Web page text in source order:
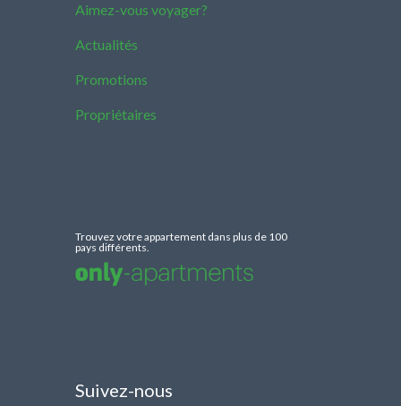
Aimez-vous voyager?
Actualités
Promotions
Propriétaires
Trouvez votre appartement dans plus de 100
pays différents.
Suivez-nous